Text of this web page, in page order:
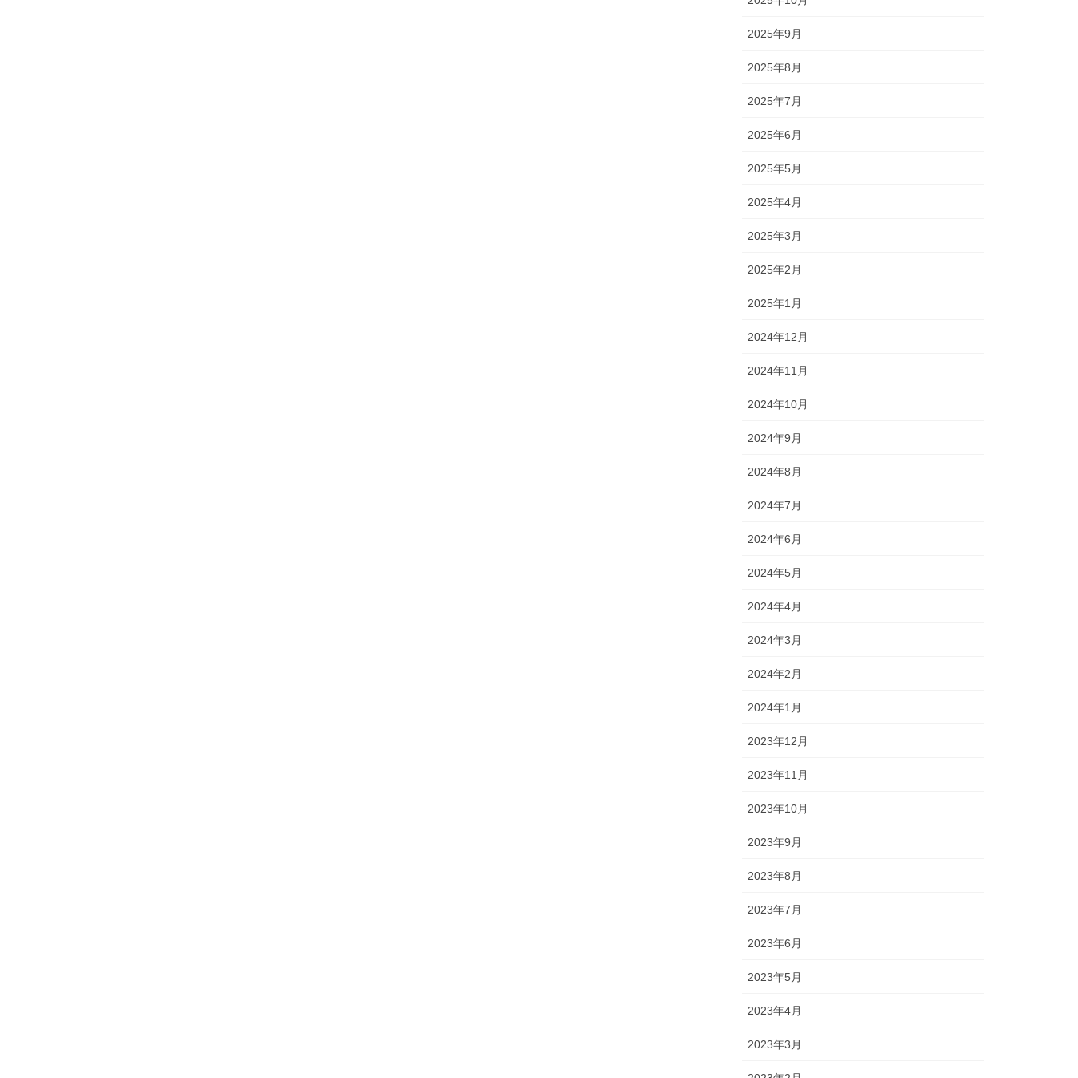
2025年9月
2025年8月
2025年7月
2025年6月
2025年5月
2025年4月
2025年3月
2025年2月
2025年1月
2024年12月
2024年11月
2024年10月
2024年9月
2024年8月
2024年7月
2024年6月
2024年5月
2024年4月
2024年3月
2024年2月
2024年1月
2023年12月
2023年11月
2023年10月
2023年9月
2023年8月
2023年7月
2023年6月
2023年5月
2023年4月
2023年3月